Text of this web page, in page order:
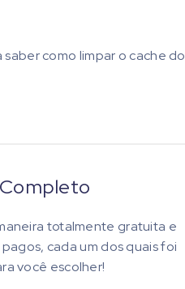
como limpar o cache do
totalmente gratuita e
cada um dos quais foi
você escolher!